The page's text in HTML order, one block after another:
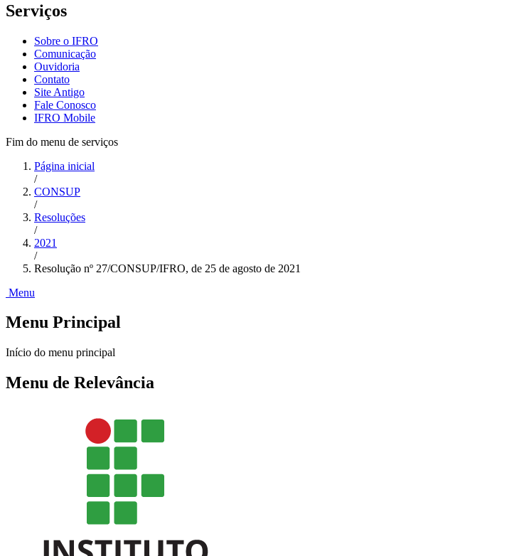
Serviços
Sobre o IFRO
Comunicação
Ouvidoria
Contato
Site Antigo
Fale Conosco
IFRO Mobile
Fim do menu de serviços
Página inicial
/
CONSUP
/
Resoluções
/
2021
/
Resolução nº 27/CONSUP/IFRO, de 25 de agosto de 2021
Menu
Menu Principal
Início do menu principal
Menu de Relevância